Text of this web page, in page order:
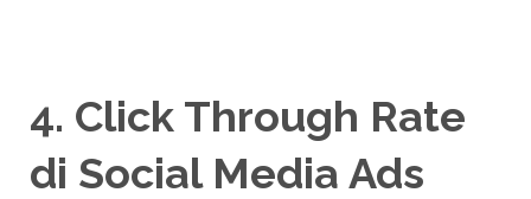
4. Click Through Rate
di Social Media Ads